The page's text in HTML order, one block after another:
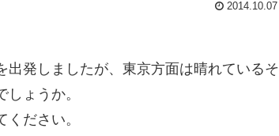
2014.10.07
発しましたが、東京方面は晴れているそ
ょうか。
ださい。